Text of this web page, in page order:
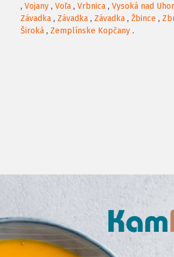
, Vojany , Voľa , Vrbnica , Vysoká nad
Závadka , Závadka , Závadka , Žbince ,
Široká , Zemplínske Kopčany .